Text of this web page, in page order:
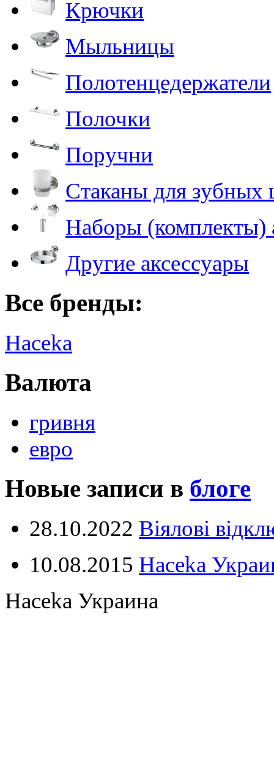
Крючки
Мыльницы
Полотенцедержатели
Полочки
Поручни
Стаканы для зубных
Наборы (комплекты)
Другие аксессуары
Все бренды:
Haceka
Валюта
гривня
евро
Новые записи в блоге
28.10.2022 Віялові
10.08.2015 Haceka
Haceka Украина